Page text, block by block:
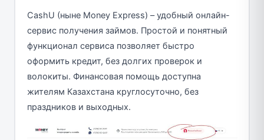
CashU (ныне Money Express) – удобный онлайн-
сервис получения займов. Простой и понятный
функционал сервиса позволяет быстро
оформить кредит, без долгих проверок и
волокиты. Финансовая помощь доступна
жителям Казахстана круглосуточно, без
праздников и выходных.